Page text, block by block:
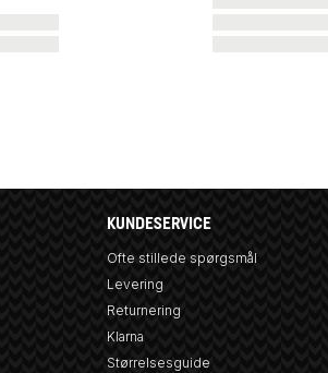
KUNDESERVICE
Ofte stillede spørgsmål
Levering
Returnering
Klarna
Størrelsesguide